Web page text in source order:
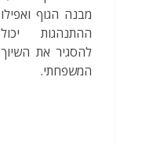
מבנה הגוף ואפילו
ההתנהגות יכול
להסגיר את השיוך
המשפחתי.